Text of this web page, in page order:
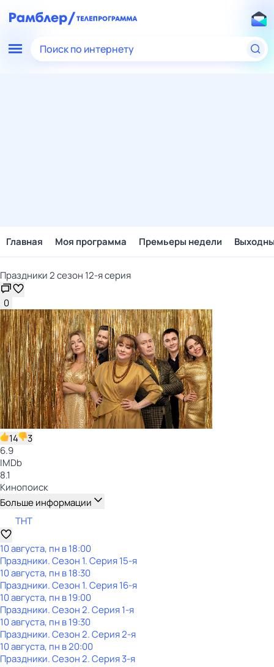
Поиск по интернету
Главная Моя программа Премьеры недели
Праздники 2 сезон 12-я серия
0
14
3
6.9
IMDb
8.1
Кинопоиск
Больше информации
ТНТ
10 августа, пн в 18:00
Праздники. Сезон 1. Серия 15-я
10 августа, пн в 18:30
Праздники. Сезон 1. Серия 16-я
10 августа, пн в 19:00
Праздники. Сезон 2. Серия 1-я
10 августа, пн в 19:30
Праздники. Сезон 2. Серия 2-я
10 августа, пн в 20:00
Праздники. Сезон 2. Серия 3-я